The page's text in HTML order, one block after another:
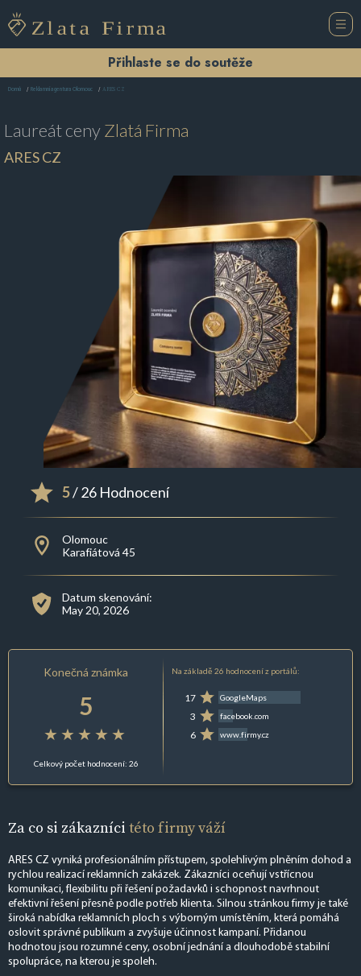
Přihlaste se do soutěže
Domů Reklamní agentura Olomouc ARES CZ
Laureát cenyZlatá Firma
ARES CZ
5/ 26 Hodnocení
Olomouc
Karafiátová 45
Datum skenování:
May 20, 2026
Konečná známka
5
Celkový počet hodnocení: 26
Na základě 26 hodnocení z portálů:
17 GoogleMaps
3 facebook.com
6 www.firmy.cz
Za co si zákazníci této firmy váží
ARES CZ vyniká profesionálním přístupem, spolehlivým plněním dohod a
rychlou realizací reklamních zakázek. Zákazníci oceňují vstřícnou
komunikaci, flexibilitu při řešení požadavků i schopnost navrhnout
efektivní řešení přesně podle potřeb klienta. Silnou stránkou firmy je také
široká nabídka reklamních ploch s výborným umístěním, která pomáhá
oslovit správné publikum a zvyšuje účinnost kampaní. Přidanou
hodnotou jsou rozumné ceny, osobní jednání a dlouhodobě stabilní
spolupráce, na kterou je spoleh.